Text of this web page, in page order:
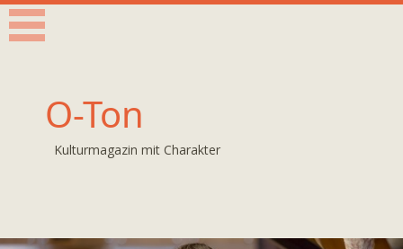
O-Ton
Kulturmagazin mit Charakter